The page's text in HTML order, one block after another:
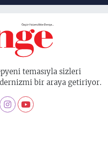
temasıyla sizleri
bir araya getiriyor.